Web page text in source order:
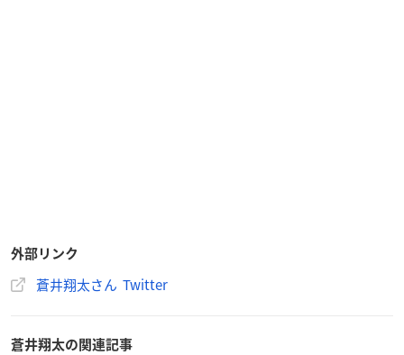
外部リンク
蒼井翔太さん Twitter
蒼井翔太の関連記事